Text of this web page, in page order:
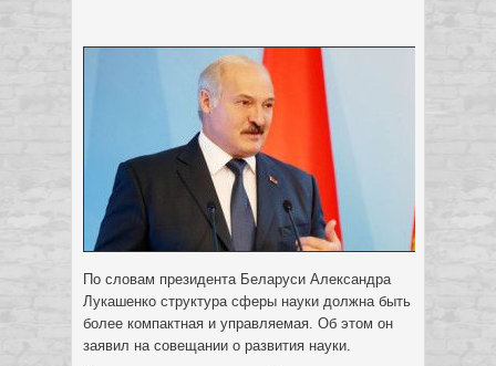
По словам президента Беларуси Александра
Лукашенко структура сферы науки должна быть
более компактная и управляемая. Об этом он
заявил на совещании о развития науки.